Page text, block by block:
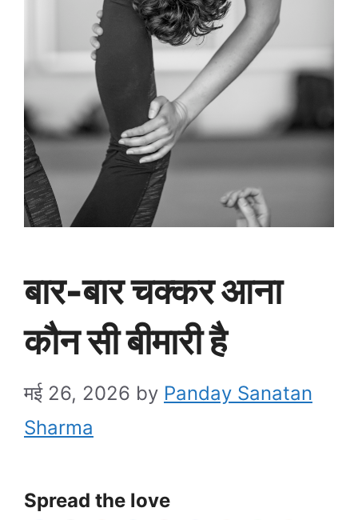
बार-बार चक्कर आना
कौन सी बीमारी है
मई 26, 2026 by Panday Sanatan
Sharma
Spread the love